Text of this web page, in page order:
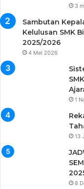
3
Sambutan
Kelulusan SMK
2025/2026
4 Mei 2026
1
13
8